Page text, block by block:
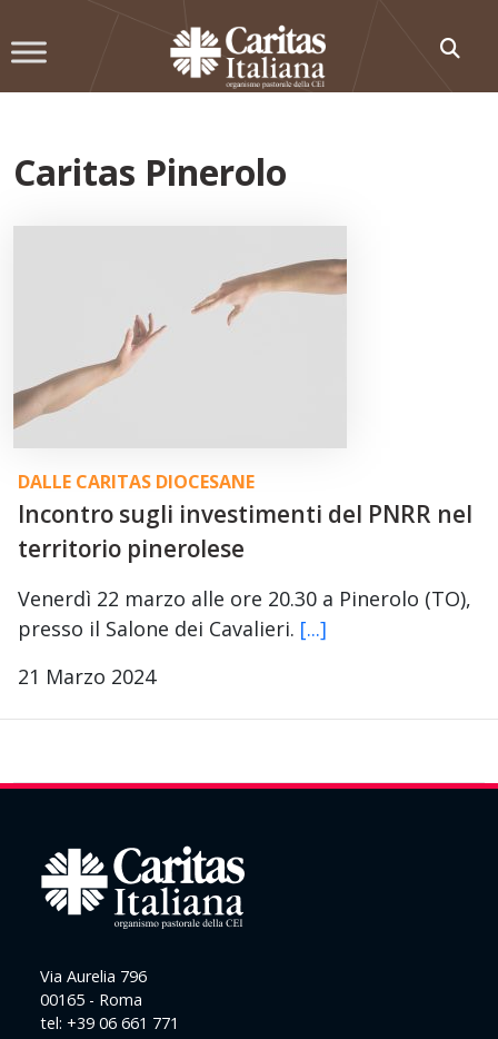
to
Caritas Pinerolo
DALLE CARITAS DIOCESANE
Incontro sugli investimenti del PNRR nel
territorio pinerolese
Venerdì 22 marzo alle ore 20.30 a Pinerolo (TO),
presso il Salone dei Cavalieri. [...]
21 Marzo 2024
Via Aurelia 796
00165 - Roma
tel: +39 06 661 771